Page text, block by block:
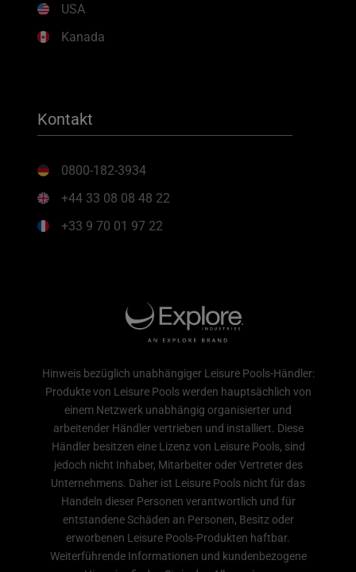
USA
Kanada
Kontakt
0800-182-3934
+44 33 08 08 48 22
+33 9 70 01 97 22
Hinweis bezüglich unabhängiger Leisure Pools-Händler:
Produkte von Leisure Pools werden hauptsächlich von
einem Netzwerk unabhängig organisierter und
arbeitender Händler vertrieben und installiert. Diese
Händler besitzen eine Lizenz von Leisure Pools, sind
jedoch nicht Inhaber, Mitarbeiter oder Vertreter des
Unternehmens. Daher ist Leisure Pools nicht für das
Handeln dieser Personen verantwortlich und für
entstandene Schäden an Personen, Besitz oder
erworbenen Leisure Pools-Produkten haftbar.
Weiterführende Informationen und kundenbezogene